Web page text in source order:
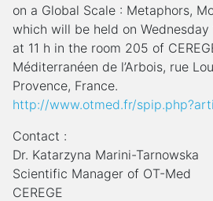
on a Global Scale : Metaphors,
which will be held on Wednesday
at 11 h in the room 205 of
Méditerranéen de l’Arbois, rue
Provence, France.
http://www.otmed.fr/
Contact :
Dr. Katarzyna Marini-Tarnowska
Scientific Manager of OT-Med
CEREGE